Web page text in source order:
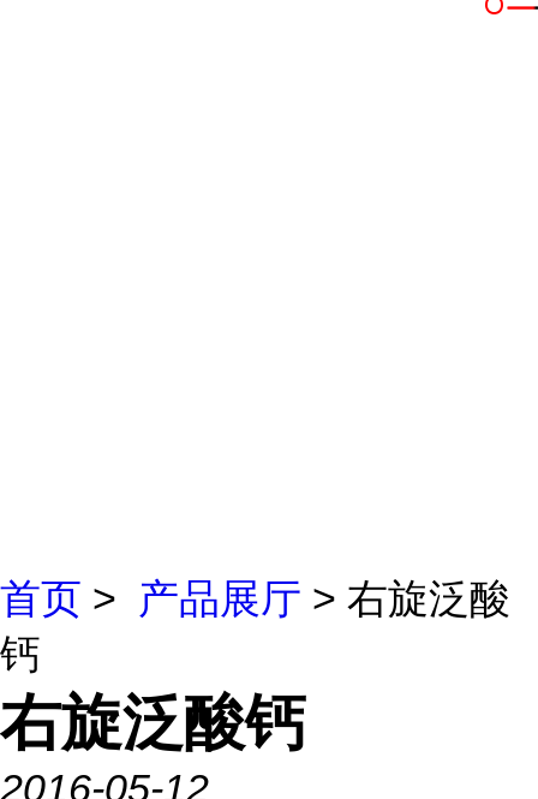
首页 > 产品展厅 > 右旋泛酸
钙
右旋泛酸钙
2016-05-12